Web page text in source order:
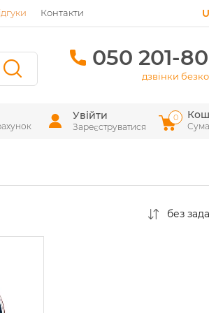
Контакти
050 201-
дзвінки
Увійти
Зареєструватися
0
без